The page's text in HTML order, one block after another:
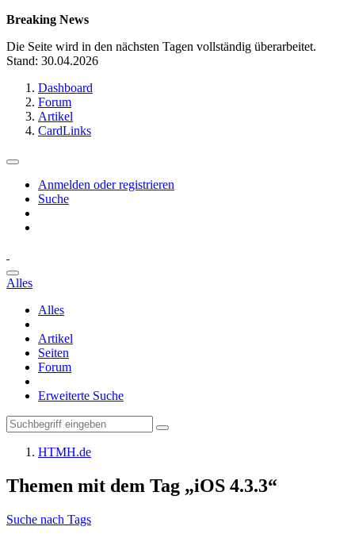
Breaking News
Die Seite wird in den nächsten Tagen vollständig überarbeitet.
Stand: 30.04.2026
Dashboard
Forum
Artikel
CardLinks
Anmelden oder registrieren
Suche
Alles
Alles
Artikel
Seiten
Forum
Erweiterte Suche
HTMH.de
Themen mit dem Tag „iOS 4.3.3“
Suche nach Tags